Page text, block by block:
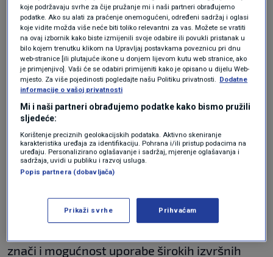
intervjuu za javni servis TV Federacije BiH
(FTV) u srijedu navečer naznačio kako je
moguće da ranije postavljeni rok bude
probijen.
"To je pitanje za Upravni odbor PIC-a. Oni
trebaju imenovati kandidata i nadamo se da će
to i učiniti do roka koji su odredili, a ako ne do
tada, onda uskoro nakon toga", kazao je.
kandidata ne dovode u pitanje funkciniranje
znači i mogućnost uporabe širokih izvršnih
koje podržavaju svrhe za čije pružanje mi i naši partneri obrađujemo
podatke. Ako su alati za praćenje onemogućeni, određeni sadržaj i oglasi
koje vidite možda više neće biti toliko relevantni za vas. Možete se vratiti
na ovaj izbornik kako biste izmijenili svoje odabire ili povukli pristanak u
bilo kojem trenutku klikom na Upravljaj postavkama poveznicu pri dnu
web-stranice [ili plutajuće ikone u donjem lijevom kutu web stranice, ako
je primjenjivo]. Vaši će se odabiri primijeniti kako je opisano u dijelu Web-
mjesto. Za više pojedinosti pogledajte našu Politiku privatnosti.
Dodatne
informacije o vašoj privatnosti
Mi i naši partneri obrađujemo podatke kako bismo pružili
sljedeće:
Korištenje preciznih geolokacijskih podataka. Aktivno skeniranje
karakteristika uređaja za identifikaciju. Pohrana i/ili pristup podacima na
uređaju. Personalizirano oglašavanje i sadržaj, mjerenje oglašavanja i
sadržaja, uvidi u publiku i razvoj usluga.
Popis partnera (dobavljača)
Prikaži svrhe Prihvaćam